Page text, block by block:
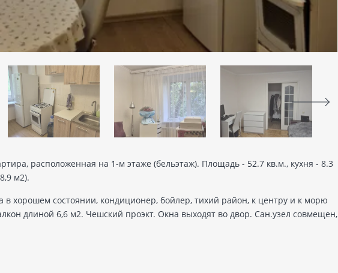
расположенная на 1-м этаже (бельэтаж). Площадь - 52.7 кв.м., кухня - 8.3
м2).
в хорошем состоянии, кондиционер, бойлер, тихий район, к центру и к морю
длиной 6,6 м2. Чешский проэкт. Окна выходят во двор. Сан.узел совмещен,